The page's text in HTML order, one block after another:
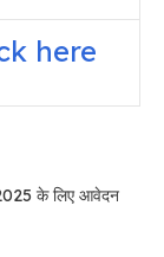
here
के लिए आवेदन